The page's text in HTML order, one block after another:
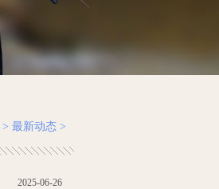
> 最新动态 >
2025-06-26